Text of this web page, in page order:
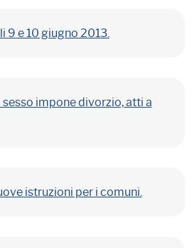
9 e 10 giugno 2013.
impone divorzio, atti a
istruzioni per i comuni.